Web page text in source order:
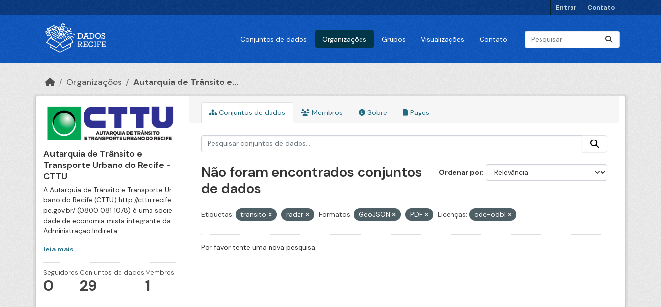
Entrar Contato
Conjuntos de dados Organizações Grupos Visualizações Contato
Organizações Autarquia de Trânsito e...
Autarquia de Trânsito e
Transporte Urbano do Recife -
CTTU
A Autarquia de Trânsito e Transporte Ur
bano do Recife (CTTU) http://cttu.recife.
pe.gov.br/ (0800 081 1078) é uma socie
dade de economia mista integrante da
Administração Indireta...
leia mais
Seguidores
0
Conjuntos de dados
29
Membros
1
Conjuntos de dados Membros Sobre Pages
Ordenar por
Não foram encontrados conjuntos
de dados
Etiquetas: transito radar Formatos: GeoJSON PDF Licenças: odc-odbl
Por favor tente uma nova pesquisa.